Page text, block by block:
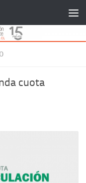
cuota